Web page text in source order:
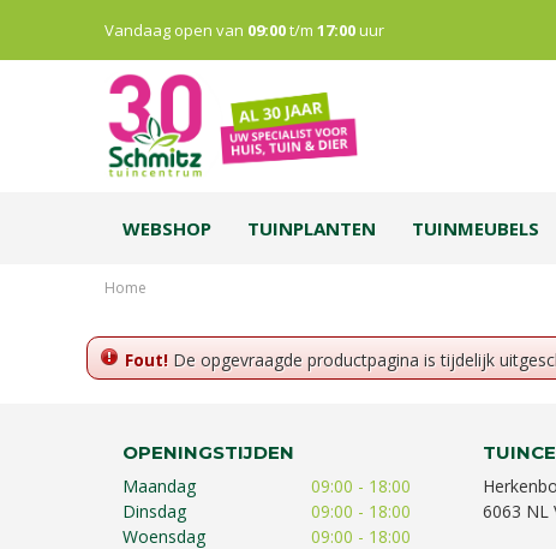
Home
Vandaag open van 09:00t/m 17:00uur
WEBSHOP TUINPLANTEN TUINMEUBELS
Fout! De opgevraagde productpagina is tijdelijk
OPENINGSTIJDEN
Maandag
09:00 - 18:00
Dinsdag
09:00 - 18:00
Woensdag
09:00 - 18:00
6063 NL